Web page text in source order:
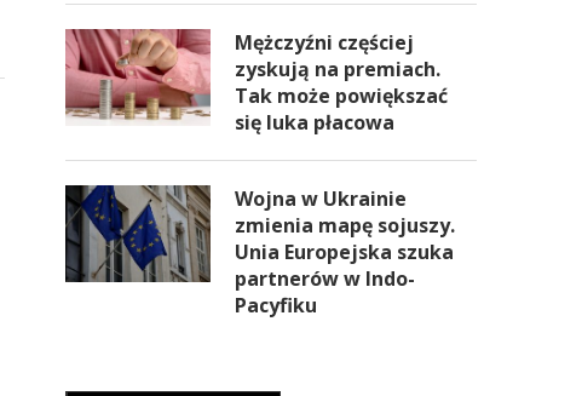
Mężczyźni częściej
zyskują na premiach.
Tak może powiększać
się luka płacowa
Wojna w Ukrainie
zmienia mapę sojuszy.
Unia Europejska szuka
partnerów w Indo-
Pacyfiku